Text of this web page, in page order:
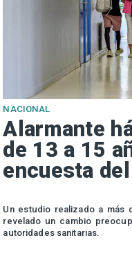
NACIONAL
Alarmante
de 13 a 15
encuesta
Un estudio realizado a más
revelado un cambio
autoridades sanitarias.